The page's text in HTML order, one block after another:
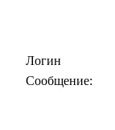
Логин
Сообщение: